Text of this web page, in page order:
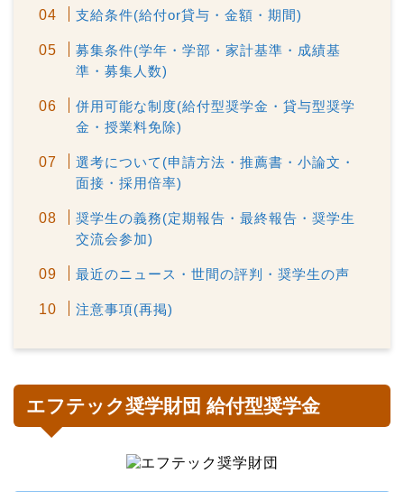
支給条件(給付or貸与・金額・期間)
募集条件(学年・学部・家計基準・成績基
準・募集人数)
併用可能な制度(給付型奨学金・貸与型奨学
金・授業料免除)
選考について(申請方法・推薦書・小論文・
面接・採用倍率)
奨学生の義務(定期報告・最終報告・奨学生
交流会参加)
最近のニュース・世間の評判・奨学生の声
注意事項(再掲)
エフテック奨学財団 給付型奨学金